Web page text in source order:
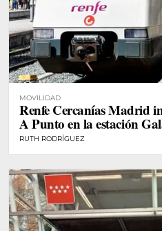
MOVILIDAD
Renfe Cercanías Madrid
A Punto en la estación
RUTH RODRÍGUEZ